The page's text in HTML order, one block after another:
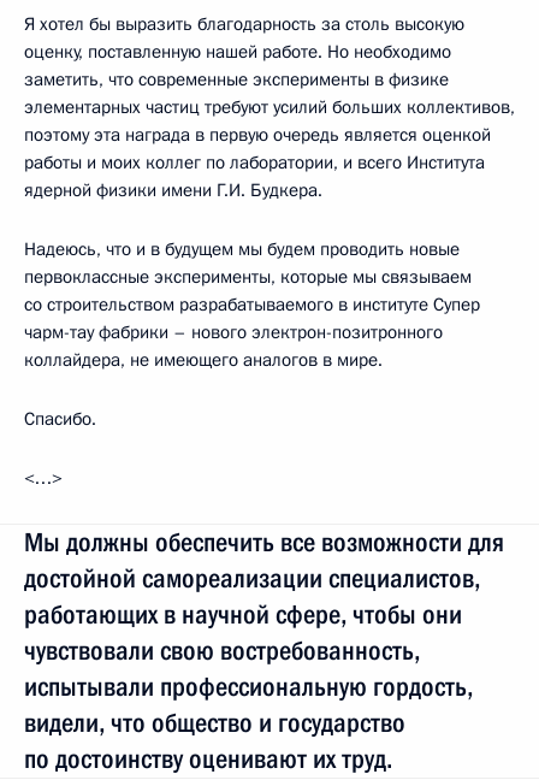
Я хотел бы выразить благодарность за столь высокую
оценку, поставленную нашей работе. Но необходимо
заметить, что современные эксперименты в физике
элементарных частиц требуют усилий больших коллективов,
поэтому эта награда в первую очередь является оценкой
работы и моих коллег по лаборатории, и всего Института
ядерной физики имени Г.И. Будкера.
Надеюсь, что и в будущем мы будем проводить новые
первоклассные эксперименты, которые мы связываем
со строительством разрабатываемого в институте Супер
чарм-тау фабрики – нового электрон-позитронного
коллайдера, не имеющего аналогов в мире.
Спасибо.
<…>
Мы должны обеспечить все возможности для
достойной самореализации специалистов,
работающих в научной сфере, чтобы они
чувствовали свою востребованность,
испытывали профессиональную гордость,
видели, что общество и государство
по достоинству оценивают их труд.